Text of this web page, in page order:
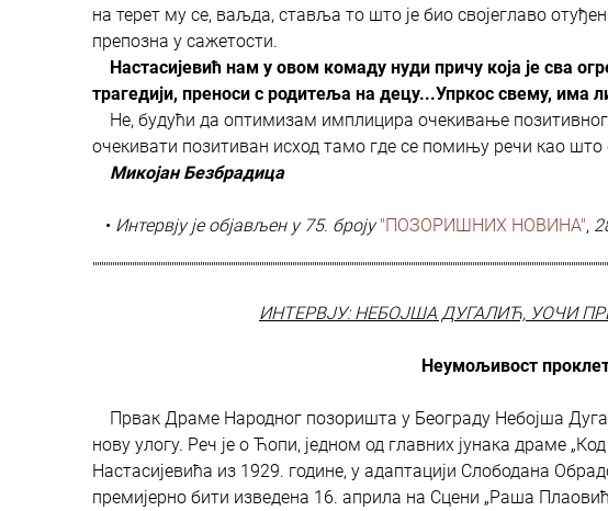
на терет му се, ваљда, ставља то што је био својеглаво
препозна у сажетости.
Настасијевић нам у овом комаду нуди причу која је сва
трагедији, преноси с родитеља на децу...Упркос свему, има
Не, будући да оптимизам имплицира очекивање позитивног
очекивати позитиван исход тамо где се помињу речи као што
Микојан Безбрадица
• Интервју је објављен у 75. броју "ПОЗОРИШНИХ НОВИНА",
ИНТЕРВЈУ: НЕБОЈША ДУГАЛИЋ, УОЧИ
Неумољивост
Првак Драме Народног позоришта у Београду Небојша
нову улогу. Реч је о Ћопи, једном од главних јунака драме
Настасијевића из 1929. године, у адаптацији Слободана
премијерно бити изведена 16. априла на Сцени „Раша